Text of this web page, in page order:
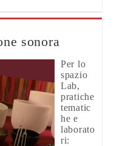
sonora
Per lo
spazio
Lab,
pratiche
tematic
he e
laborato
ri: